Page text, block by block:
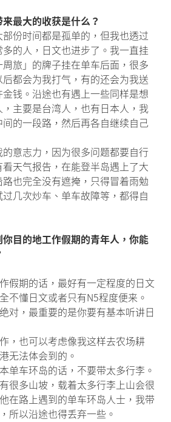
最大的收获是什么？
份时间都是孤单的，但我也透过
的人，日文也进步了。我一直挂
旅」的牌子挂在单车后面，很多
都会为我打气，有的还会为我送
金钱。沿途也有遇上一些同样是想
主要是台湾人，也有日本人，我
的一段路，然后再各自继续自己
意志力，因为很多问题都要自行
天气报告，在能登半岛遇上了大
也完全没有遮掩，只得冒着雨勉
几次炒车、单车故障等，都得自
目的地工作假期的青年人，你能
假期的话，最好有一定程度的日文
不懂日文或者只有N5程度便来。
对，最重要的是你要有基本听讲日
，也可以考虑像我这样去农场耕
无法体会到的。
单车环岛的话，不要带太多行李。
很多山坡，载着太多行李上山会很
在路上遇到的单车环岛人士，我带
所以沿途也得丢弃一些。